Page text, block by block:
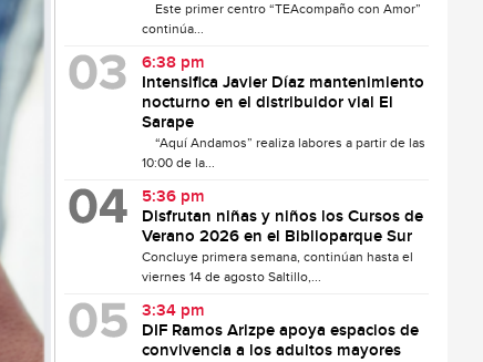
Este primer centro “TEAcompaño con Amor”
continúa...
6:38 pm
Intensifica Javier Díaz mantenimiento
nocturno en el distribuidor vial El
Sarape
“Aquí Andamos” realiza labores a partir de las
10:00 de la...
5:36 pm
Disfrutan niñas y niños los Cursos de
Verano 2026 en el Biblioparque Sur
Concluye primera semana, continúan hasta el
viernes 14 de agosto Saltillo,...
3:34 pm
DIF Ramos Arizpe apoya espacios de
convivencia a los adultos mayores